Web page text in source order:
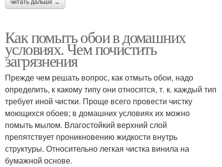
читать дальше →
Как помыть обои в домашних
условиях. Чем почистить
загрязнения
Прежде чем решать вопрос, как отмыть обои, надо
определить, к какому типу они относятся, т. к. каждый тип
требует иной чистки. Проще всего провести чистку
моющихся обоев; в домашних условиях их можно
помыть мылом. Влагостойкий верхний слой
препятствует проникновению жидкости внутрь
структуры. Относительно легкая чистка винила на
бумажной основе.